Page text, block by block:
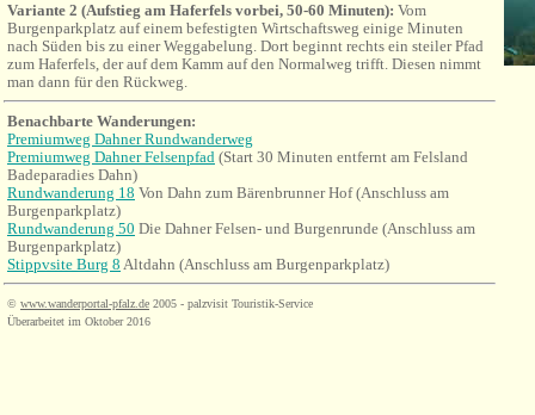
Variante 2 (Aufstieg am Haferfels vorbei, 50-60 Minuten): Vom
Burgenparkplatz auf einem befestigten Wirtschaftsweg einige Minuten
nach Süden bis zu einer Weggabelung. Dort beginnt rechts ein steiler Pfad
zum Haferfels, der auf dem Kamm auf den Normalweg trifft. Diesen nimmt
man dann für den Rückweg.
Benachbarte Wanderungen:
Premiumweg Dahner Rundwanderweg
Premiumweg Dahner Felsenpfad (Start 30 Minuten entfernt am Felsland
Badeparadies Dahn)
Rundwanderung 18 Von Dahn zum Bärenbrunner Hof(Anschluss am
Burgenparkplatz)
Rundwanderung 50 Die Dahner Felsen- und Burgenrunde (Anschluss am
Burgenparkplatz)
Stippvsite Burg 8 Altdahn (Anschluss am Burgenparkplatz)
© www.wanderportal-pfalz.de 2005 - palzvisit Touristik-Service
Überarbeitet im Oktober 2016